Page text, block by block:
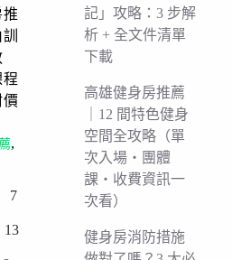
推
程
,
7
13
記」攻略：3 步解
析 + 全文件清單
下載
高雄健身房推薦
｜12 間特色健身
空間全攻略（單
次入場・團體
課・收費資訊一
次看）
健身房消防措施